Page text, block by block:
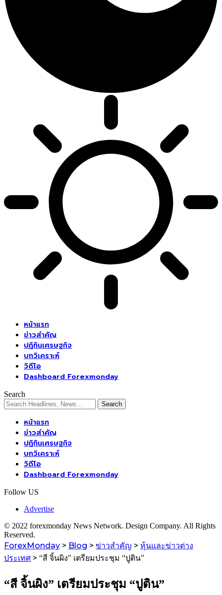
หน้าแรก
ข่าวสำคัญ
ปฏิทินเศรษฐกิจ
บทวิเคราะห์
วิดีโอ
Dashboard Forexmonday
Search
หน้าแรก
ข่าวสำคัญ
ปฏิทินเศรษฐกิจ
บทวิเคราะห์
วิดีโอ
Dashboard Forexmonday
Follow US
Advertise
© 2022 forexmonday News Network. Design Company. All Rights
Reserved.
ForexMonday > Blog > ข่าวสำคัญ > หุ้นและข่าวต่าง
ประเทศ > “สี จิ้นผิง” เตรียมประชุม “ปูติน”
“สี จิ้นผิง” เตรียมประชุม “ปูติน”